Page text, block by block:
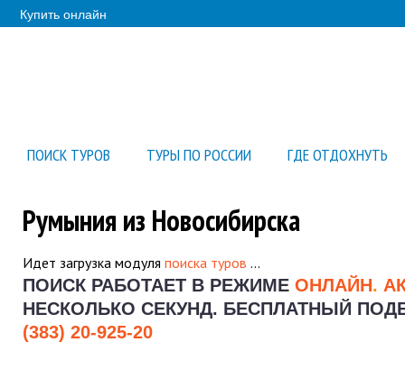
Купить онлайн
ПОИСК ТУРОВ ТУРЫ ПО РОССИИ ГДЕ ОТДОХНУТЬ
Румыния из Новосибирска
Идет загрузка модуля поиска туров …
ПОИСК РАБОТАЕТ В РЕЖИМЕ ОНЛАЙН.
НЕСКОЛЬКО СЕКУНД. БЕСПЛАТНЫЙ
(383) 20-925-20